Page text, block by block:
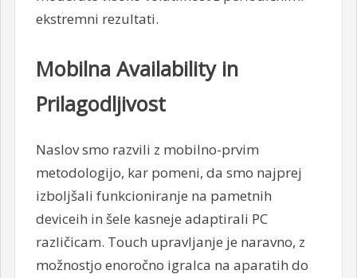
ekstremni rezultati.
Mobilna Availability in
Prilagodljivost
Naslov smo razvili z mobilno-prvim
metodologijo, kar pomeni, da smo najprej
izboljšali funkcioniranje na pametnih
deviceih in šele kasneje adaptirali PC
različicam. Touch upravljanje je naravno, z
možnostjo enoročno igralca na aparatih do